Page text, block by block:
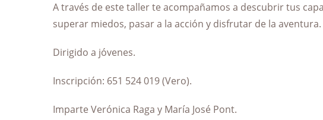
A través de este taller te acompañamos a descubrir tus
superar miedos, pasar a la acción y disfrutar de la aventura.
Dirigido a jóvenes.
Inscripción: 651 524 019 (Vero).
Imparte Verónica Raga y María José Pont.